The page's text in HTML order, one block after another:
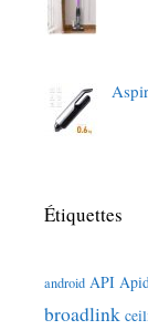
Étiquettes
android API
broadlink